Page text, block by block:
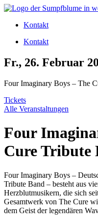
Zum
wechselnKontakt
Kontakt
Fr., 26. Februar
Four Imaginary Boys – The
Tickets
Alle Veranstaltungen
Four
Cure Tribute
Four Imaginary Boys –
Tribute Band – besteht aus
Herzblutmusikern, die sich
Gesamtwerk von The Cure
dem Geist der legendären